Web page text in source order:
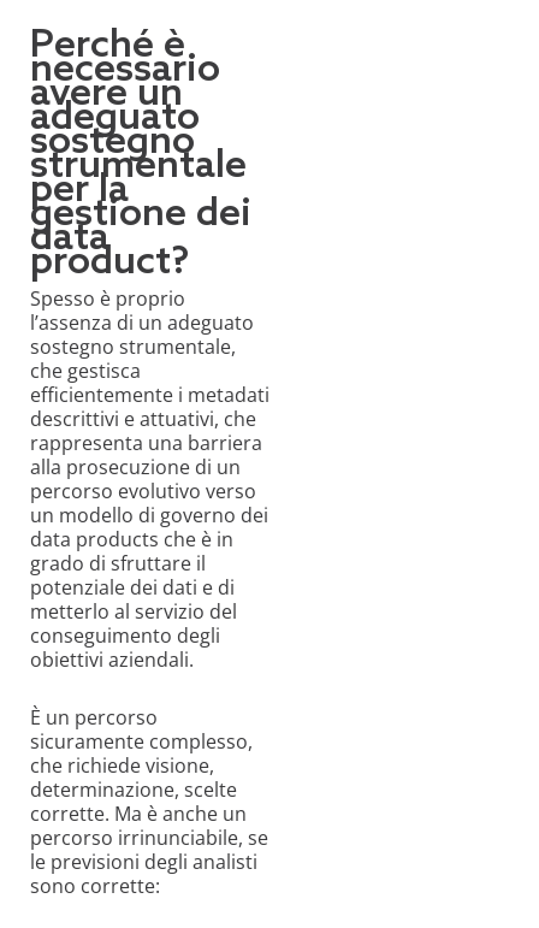
Perché è
necessario
avere un
adeguato
sostegno
strumentale
per la
gestione dei
data
product?
Spesso è proprio
l’assenza di un adeguato
sostegno strumentale,
che gestisca
efficientemente i metadati
descrittivi e attuativi, che
rappresenta una barriera
alla prosecuzione di un
percorso evolutivo verso
un modello di governo dei
data products che è in
grado di sfruttare il
potenziale dei dati e di
metterlo al servizio del
conseguimento degli
obiettivi aziendali.
È un percorso
sicuramente complesso,
che richiede visione,
determinazione, scelte
corrette. Ma è anche un
percorso irrinunciabile, se
le previsioni degli analisti
sono corrette: